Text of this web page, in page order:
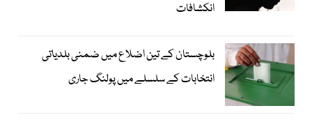
انکشافات
بلوچستان کے تین اضلاع میں ضمنی بلدیاتی
انتخابات کے سلسلے میں پولنگ جاری